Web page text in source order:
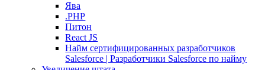
Ява
.PHP
Питон
React JS
Найм сертифицированных разработчиков
Salesforce | Разработчики Salesforce по найму